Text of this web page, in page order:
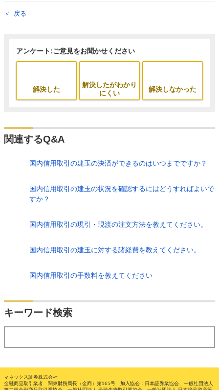
戻る
アンケート:ご意見をお聞かせください
解決した
解決したがわかり
にくい
解決しなかった
関連するQ&A
国内信用取引の建玉の決済ができるのはいつまでですか？
国内信用取引の建玉の状況を確認するにはどうすればよいで
すか？
国内信用取引の現引・現渡の注文方法を教えてください。
国内信用取引の建玉に対する諸経費を教えてください。
国内信用取引の手数料を教えてください
キーワード検索
マネックス証券株式会社
金融商品取引業者 関東財務局長（金商）第165号 加入協会：日本証券業協会、一般社団法人